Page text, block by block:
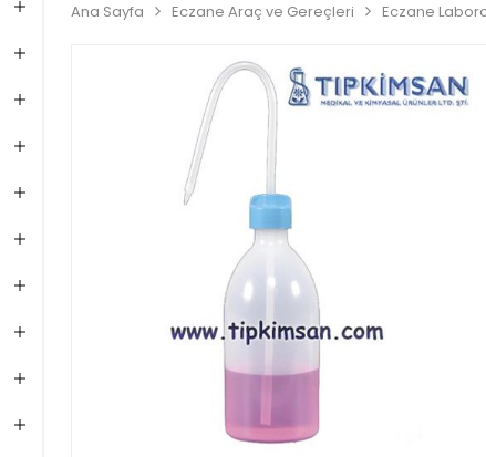
Ana Sayfa Eczane Araç ve Gereçleri Eczane